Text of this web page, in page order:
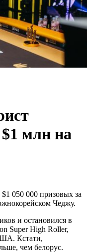
млн на
050 000 призовых за
Чеджу.
и остановился в
Super High Roller,
Кстати,
чем белорус.